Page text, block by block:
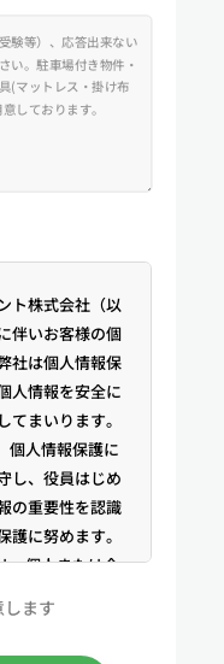
ト株式会社（以
伴いお客様の個
社は個人情報保
人情報を安全に
まいります。
人情報保護に
し、役員はじめ
の重要性を認識
に努めます。
個人または企
や公開情報（登
掲載情報等）な
人情報を取得い
します